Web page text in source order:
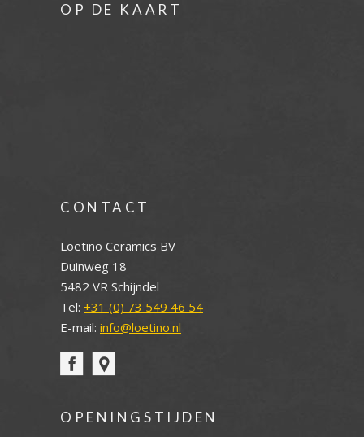
OP DE KAART
CONTACT
Loetino Ceramics BV
Duinweg 18
5482 VR Schijndel
Tel: +31 (0) 73 549 46 54
E-mail: info@loetino.nl
OPENINGSTIJDEN